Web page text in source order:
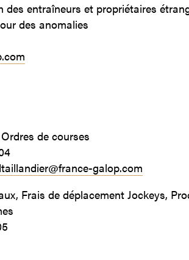
des entraîneurs et propriétaires
des anomalies
de courses
ltaillandier@france-galop.com
Frais de déplacement Jockeys,